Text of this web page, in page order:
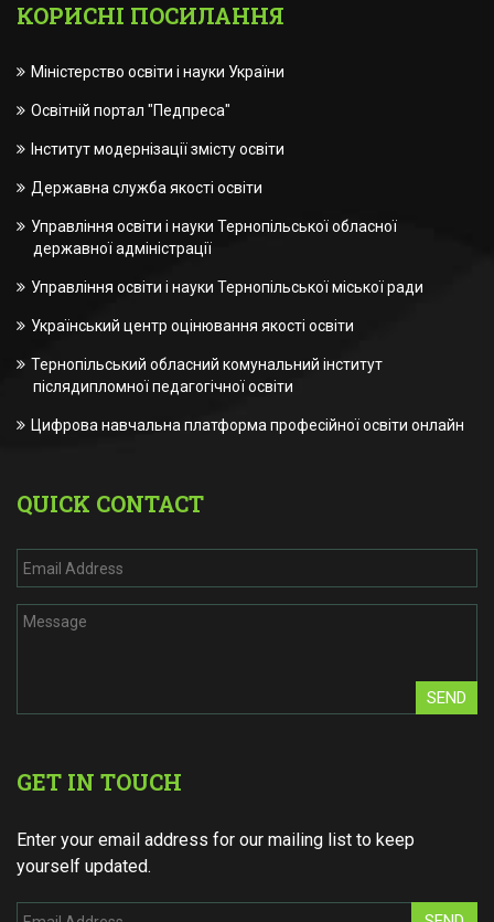
КОРИСНІ ПОСИЛАННЯ
Міністерство освіти і науки України
Освітній портал "Педпреса"
Інститут модернізації змісту освіти
Державна служба якості освіти
Управління освіти і науки Тернопільської обласної
державної адміністрації
Управління освіти і науки Тернопільської міської ради
Український центр оцінювання якості освіти
Тернопільський обласний комунальний інститут
післядипломної педагогічної освіти
Цифрова навчальна платформа професійної освіти онлайн
QUICK CONTACT
SEND
GET IN TOUCH
Enter your email address for our mailing list to keep
yourself updated.